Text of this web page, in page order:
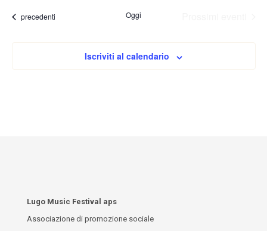
Eventi
precedenti Oggi
Iscriviti al calendario
Lugo Music Festival aps
Associazione di promozione sociale